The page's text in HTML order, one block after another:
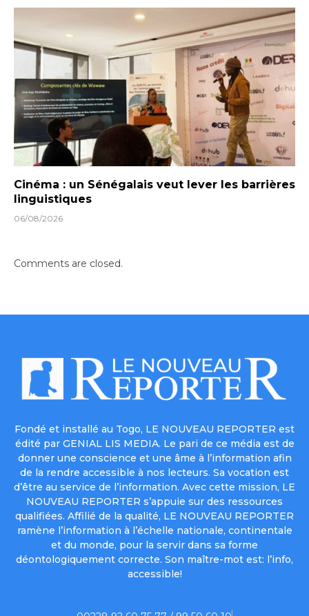
Cinéma : un Sénégalais veut lever les barrières
linguistiques
06/08/2026
Comments are closed.
Fondé et installé au Togo, LE NOUVEAU REPORTER est
édité par GENIAL LIS MEDIA. Le pari de ce média est de
donner une conscience et une âme à l’information afin
de la rendre accessible à nos lecteurs. Sa vocation est
d’être au service de l’information. Avec cette mission, LE
NOUVEAU REPORTER s’appuie sur des ressources
qualifiées. Affilié de la qualité, LE NOUVEAU REPORTER
ramène l’information à l’échelle nationale, continentale
et du monde, pour la servir dans sa forme
déontologiquement correcte. Son maître-mot est: l’info,
accessible!